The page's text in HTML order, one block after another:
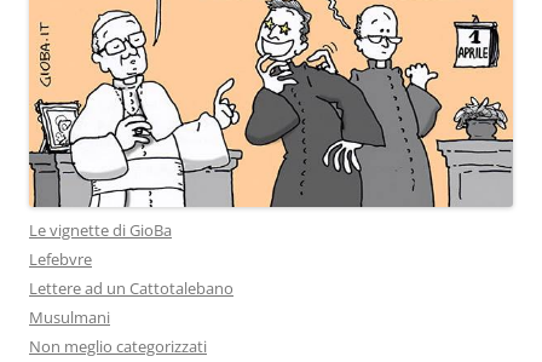
Le vignette di GioBa
Lefebvre
Lettere ad un Cattotalebano
Musulmani
Non meglio categorizzati